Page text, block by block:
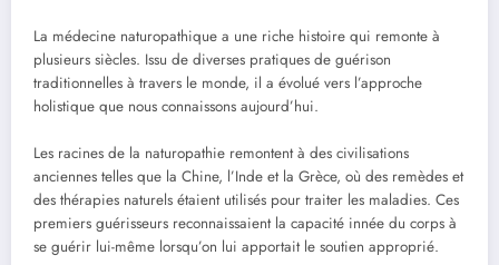
La médecine naturopathique a une riche histoire qui remonte à
plusieurs siècles. Issu de diverses pratiques de guérison
traditionnelles à travers le monde, il a évolué vers l’approche
holistique que nous connaissons aujourd’hui.
Les racines de la naturopathie remontent à des civilisations
anciennes telles que la Chine, l’Inde et la Grèce, où des remèdes et
des thérapies naturels étaient utilisés pour traiter les maladies. Ces
premiers guérisseurs reconnaissaient la capacité innée du corps à
se guérir lui-même lorsqu’on lui apportait le soutien approprié.